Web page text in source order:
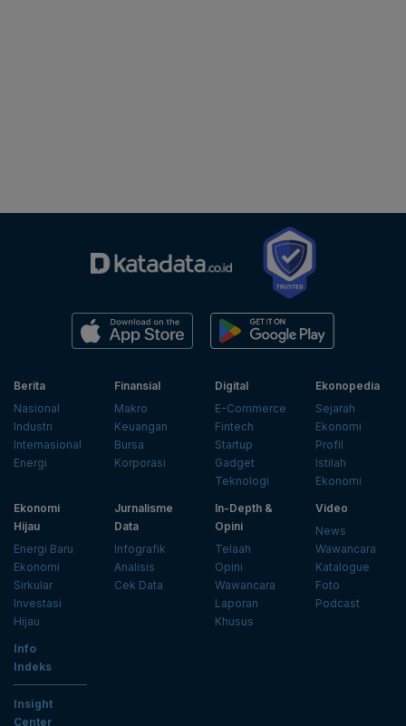
Berita
Nasional
Industri
Internasional
Energi
Finansial
Makro
Keuangan
Bursa
Korporasi
Digital
E-Commerce
Fintech
Startup
Gadget
Teknologi
Ekonopedia
Sejarah
Ekonomi
Profil
Istilah
Ekonomi
Ekonomi
Hijau
Energi Baru
Ekonomi
Sirkular
Investasi
Hijau
Jurnalisme
Data
Infografik
Analisis
Cek Data
In-Depth &
Opini
Telaah
Opini
Wawancara
Laporan
Khusus
Video
News
Wawancara
Katalogue
Foto
Podcast
Info
Indeks
Insight
Center